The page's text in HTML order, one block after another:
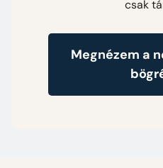
csak
Megnézem a